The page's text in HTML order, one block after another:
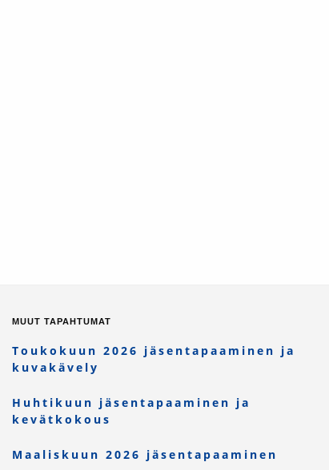
MUUT TAPAHTUMAT
Toukokuun 2026 jäsentapaaminen ja
kuvakävely
Huhtikuun jäsentapaaminen ja
kevätkokous
Maaliskuun 2026 jäsentapaaminen